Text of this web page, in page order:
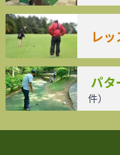
レ
パタ
件）